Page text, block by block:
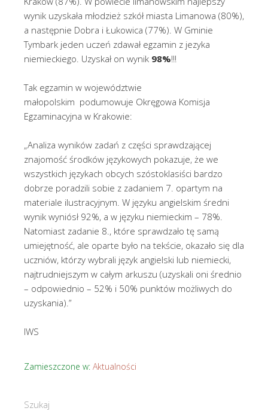
wynik uzyskała młodzież szkół miasta Limanowa (80%),
a następnie Dobra i Łukowica (77%). W Gminie
Tymbark jeden uczeń zdawał egzamin z jezyka
niemieckiego. Uzyskał on wynik 98%!!!
Tak egzamin w województwie
małopolskim podumowuje Okręgowa Komisja
Egzaminacyjna w Krakowie:
„Analiza wyników zadań z części sprawdzającej
znajomość środków językowych pokazuje, że we
wszystkich językach obcych szóstoklasiści bardzo
dobrze poradzili sobie z zadaniem 7. opartym na
materiale ilustracyjnym. W języku angielskim średni
wynik wyniósł 92%, a w języku niemieckim – 78%.
Natomiast zadanie 8., które sprawdzało tę samą
umiejętność, ale oparte było na tekście, okazało się dla
uczniów, którzy wybrali język angielski lub niemiecki,
najtrudniejszym w całym arkuszu (uzyskali oni średnio
– odpowiednio – 52% i 50% punktów możliwych do
uzyskania).”
IWS
Zamieszczone w: Aktualności
Szukaj